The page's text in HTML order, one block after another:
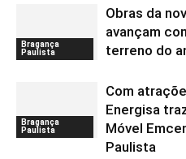
Bragança
Paulista
Obras da
avançam
terreno do
Bragança
Paulista
Com
Energisa
Móvel
Paulista